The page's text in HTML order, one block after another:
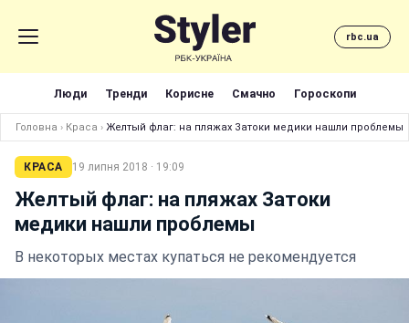
rbc.ua
Люди Тренди Корисне Смачно Гороскопи
Головна › Краса › Желтый флаг: на пляжах Затоки медики нашли проблемы
КРАСА 19 липня 2018 · 19:09
Желтый флаг: на пляжах Затоки
медики нашли проблемы
В некоторых местах купаться не рекомендуется